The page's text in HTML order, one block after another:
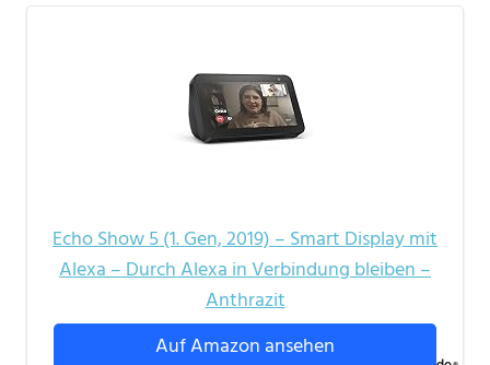
Echo Show 5 (1. Gen, 2019) – Smart Display mit
Alexa – Durch Alexa in Verbindung bleiben –
Anthrazit
Auf Amazon ansehen